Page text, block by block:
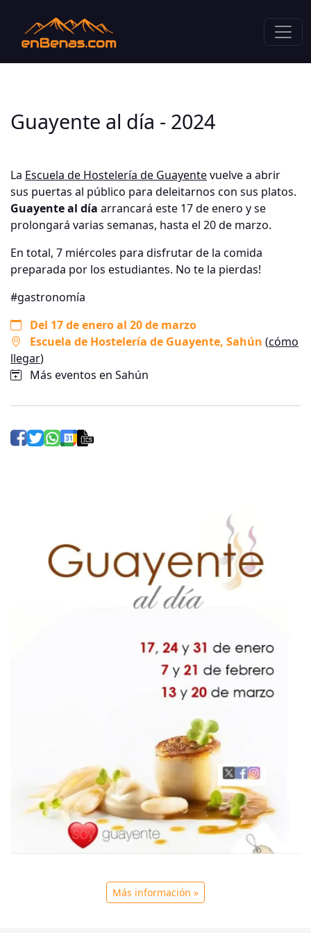
Guayente al día - 2024
La Escuela de Hostelería de Guayentevuelve a abrir
sus puertas al público para deleitarnos con sus platos.
Guayente al día arrancará este 17 de enero y se
prolongará varias semanas, hasta el 20 de marzo.
En total, 7 miércoles para disfrutar de la comida
preparada por los estudiantes. No te la pierdas!
#gastronomía
Del 17 de enero al 20 de marzo
Escuela de Hostelería de Guayente, Sahún (cómo
llegar)
Más eventos en Sahún
Más información »